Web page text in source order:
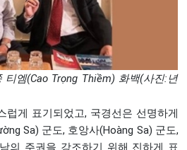
엠(Cao Trọng Thiềm) 화백(사진:년
럽게 표기되었고, 국경선은 선명하게
Sa) 군도, 호앙사(Hoàng Sa) 군도,
의 주권을 강조하기 위해 진하게 표